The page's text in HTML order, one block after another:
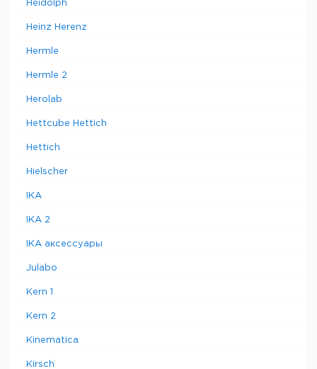
Heidolph
Heinz Herenz
Hermle
Hermle 2
Herolab
Hettcube Hettich
Hettich
Hielscher
IKA
IKA 2
IKA аксессуары
Julabo
Kern 1
Kern 2
Kinematica
Kirsch